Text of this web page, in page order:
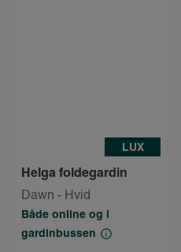
LUX
Helga foldegardin
Dawn - Hvid
Både online og i
gardinbussen